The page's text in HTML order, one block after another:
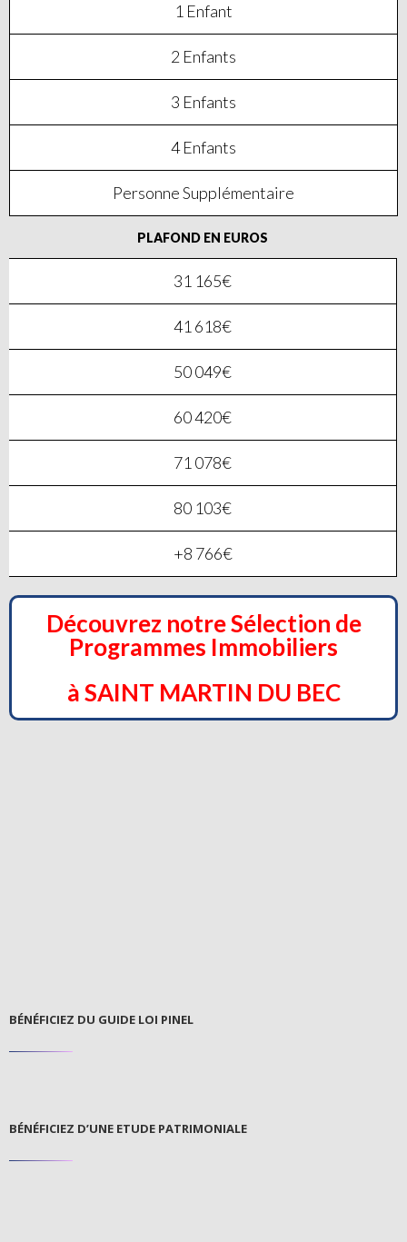
1 Enfant
2 Enfants
3 Enfants
4 Enfants
Personne Supplémentaire
PLAFOND EN EUROS
31 165€
41 618€
50 049€
60 420€
71 078€
80 103€
+8 766€
Découvrez notre Sélection de
Programmes Immobiliers
à SAINT MARTIN DU BEC
BÉNÉFICIEZ DU GUIDE LOI PINEL
BÉNÉFICIEZ D’UNE ETUDE PATRIMONIALE